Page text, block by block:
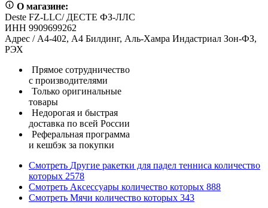
О магазине:
Deste FZ-LLC/ ДЕСТЕ ФЗ-ЛЛС
ИНН 9909699262
Адрес / А4-402, А4 Билдинг, Аль-Хамра Индастриал Зон-ФЗ,
РЭХ
Прямое сотрудничество
с производителями
Только оригинальные
товары
Недорогая и быстрая
доставка по всей России
Реферальная программа
и кешбэк за покупки
Смотреть Другие ракетки для падел тенниса количество
которых 2578
Смотреть Аксессуары количество которых 888
Смотреть Мячи количество которых 343